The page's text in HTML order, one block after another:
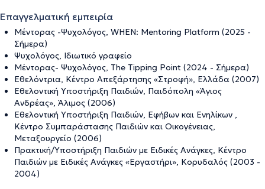
Επαγγελματική εμπειρία
Μέντορας -Ψυχολόγος, WHEN: Mentoring Platform (2025 -
Σήμερα)
Ψυχολόγος, Ιδιωτικό γραφείο
Μέντορας- Ψυχολόγος, The Tipping Point (2024 - Σήμερα)
Εθελόντρια, Κέντρο Απεξάρτησης «Στροφή», Ελλάδα (2007)
Εθελοντική Υποστήριξη Παιδιών, Παιδόπολη «Άγιος
Ανδρέας», Άλιμος (2006)
Εθελοντική Υποστήριξη Παιδιών, Εφήβων και Ενηλίκων ,
Κέντρο Συμπαράστασης Παιδιών και Οικογένειας,
Μεταξουργείο (2006)
Πρακτική/Υποστήριξη Παιδιών με Ειδικές Ανάγκες, Κέντρο
Παιδιών με Ειδικές Ανάγκες «Εργαστήρι», Κορυδαλός (2003 -
2004)